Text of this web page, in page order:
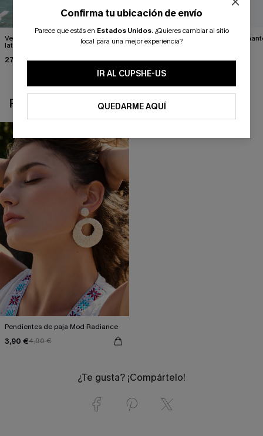
Vestido largo con abertura
lateral verde bosque
27,00 €
Vestido con cinturón y un
solo hombro con
34,00 € 39,00 €
REVISAR RECIENTEMENTE
Pendientes de paja Mod Radiance
3,90 €4,90 €
¿Te gusta? ¡Compártelo!
Confirma tu ubicación de envío
Parece que estás en Estados Unidos. ¿Quieres cambiar al sitio
local para una mejor experiencia?
IR AL CUPSHE-US
QUEDARME AQUÍ